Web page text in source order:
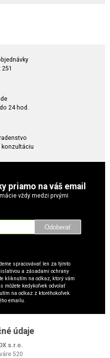
24 hod.
konzultáciu
priamo na váš email
vždy medzi prvými
Odoberať
spracovávať len za týmto
a zásadami ochrany
kliknutím na odkaz, ktorý vám
môžete kedykoľvek odvolať
na odkaz z ktoréhokoľvek
emailu.
údaje
s.r.o.
520